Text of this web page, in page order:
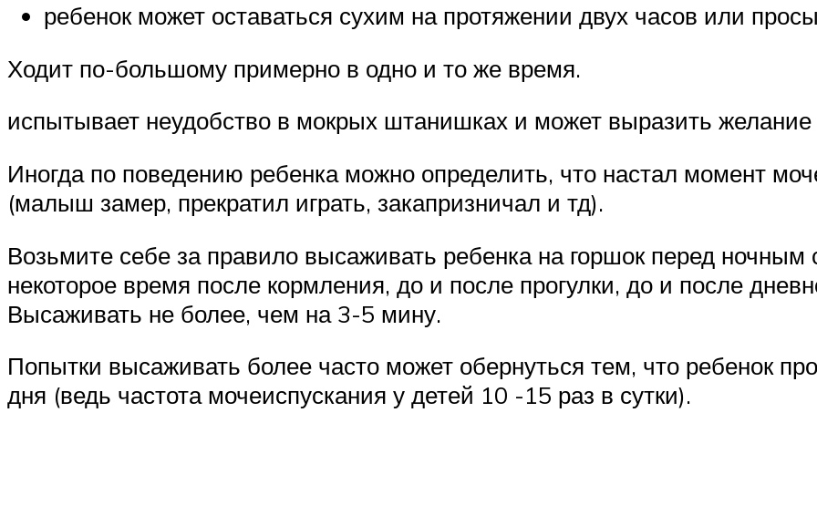
ребенок может оставаться сухим на протяжении двух часов или
Ходит по-большому примерно в одно и то же время.
испытывает неудобство в мокрых штанишках и может выразить
Иногда по поведению ребенка можно определить, что настал момент
(малыш замер, прекратил играть, закапризничал и тд).
Возьмите себе за правило высаживать ребенка на горшок перед ночным
некоторое время после кормления, до и после прогулки, до и после
Высаживать не более, чем на 3-5 мину.
Попытки высаживать более часто может обернуться тем, что ребенок
дня (ведь частота мочеиспускания у детей 10 -15 раз в сутки).